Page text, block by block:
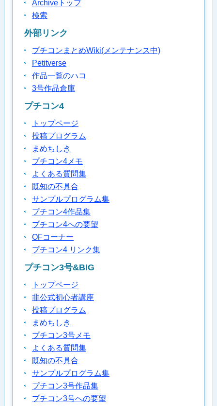
Archiveトップ
検索
外部リンク
プチコンまとめWiki(メンテナンス中)
Petitverse
作品一覧のハコ
3号作品倉庫
プチコン4
トップページ
投稿プログラム
まめちしき
プチコン4メモ
よくある質問集
既知の不具合
サンプルプログラム集
プチコン4作品集
プチコン4への要望
OFコーナー
プチコン4 リンク集
プチコン3号&BIG
トップページ
非公式初心者講座
投稿プログラム
まめちしき
プチコン3号メモ
よくある質問集
既知の不具合
サンプルプログラム集
プチコン3号作品集
プチコン3号への要望